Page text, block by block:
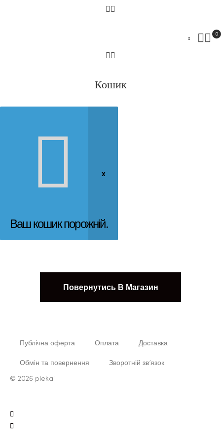
0
Кошик
Ваш кошик порожній.
Повернутись В Магазин
Публічна оферта Оплата Доставка
Обмін та повернення Зворотній зв’язок
© 2026 plekai